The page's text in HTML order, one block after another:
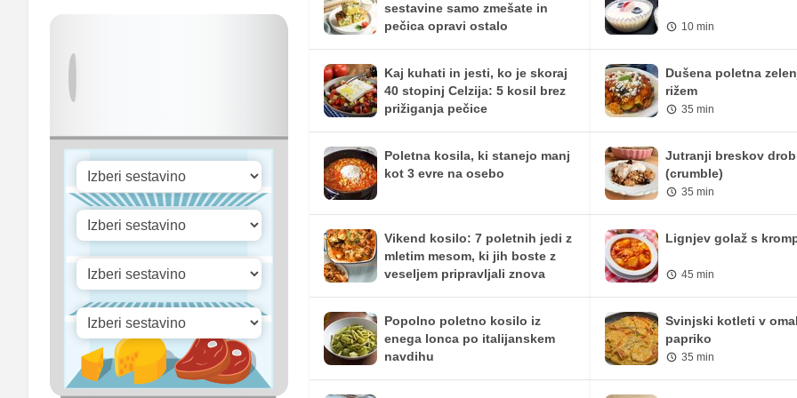
sestavine samo zmešate in
pečica opravi ostalo
Kaj kuhati in jesti, ko je skoraj
40 stopinj Celzija: 5 kosil brez
prižiganja pečice
Poletna kosila, ki stanejo manj
kot 3 evre na osebo
Vikend kosilo: 7 poletnih jedi z
mletim mesom, ki jih boste z
veseljem pripravljali znova
Popolno poletno kosilo iz
enega lonca po italijanskem
navdihu
10 min
Dušena poletna
rižem
35 min
Jutranji breskov
(crumble)
35 min
Lignjev golaž s
45 min
Svinjski kotleti v
papriko
35 min